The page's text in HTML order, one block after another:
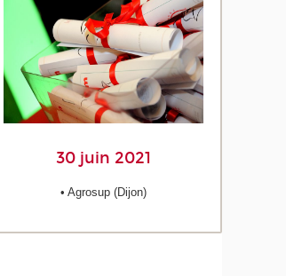
30 juin 2021
• Agrosup (Dijon)